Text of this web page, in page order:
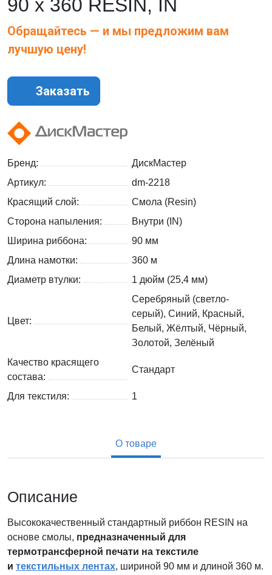
90 х 360 RESIN, IN
Обращайтесь — и мы предложим вам
лучшую цену!
Заказать
Бренд:
ДискМастер
Артикул:
dm-2218
Красящий слой:
Смола (Resin)
Сторона напыления:
Внутри (IN)
Ширина риббона:
90 мм
Длина намотки:
360 м
Диаметр втулки:
1 дюйм (25,4 мм)
Цвет:
Серебряный (светло-
серый), Синий, Красный,
Белый, Жёлтый, Чёрный,
Золотой, Зелёный
Качество красящего
состава:
Стандарт
Для текстиля: 1
О товаре
Описание
Высококачественный стандартный риббон RESIN на
основе смолы, предназначенный для
термотрансферной печати на текстиле
и текстильных лентах, шириной 90 мм и длиной 360 м.